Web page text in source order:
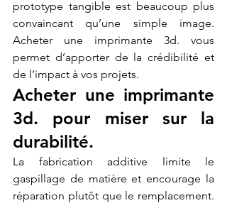
prototype tangible est beaucoup plus
convaincant qu’une simple image.
Acheter une imprimante 3d. vous
permet d’apporter de la crédibilité et
de l’impact à vos projets.
Acheter une imprimante
3d. pour miser sur la
durabilité.
La fabrication additive limite le
gaspillage de matière et encourage la
réparation plutôt que le remplacement.